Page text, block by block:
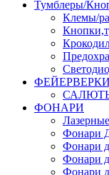
Тумблеры/
Клемы/
ФОНАРИ
Фонари
Фонари
Фонари
Фонари